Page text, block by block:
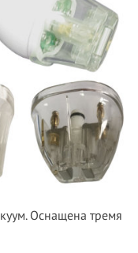
Оснащена тремя